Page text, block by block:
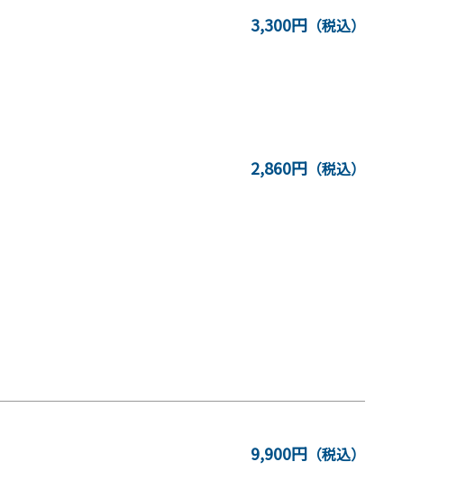
3,300円 （税込）
2,860円 （税込）
9,900円 （税込）